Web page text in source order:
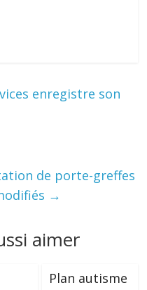
enregistre son
de porte-greffes
→
aimer
Plan autisme